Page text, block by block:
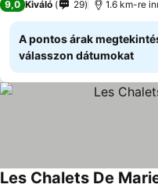
9,0 Kiváló 29 1.6 km-re
A pontos árak
válasszon dátumokat
Les Chalets De